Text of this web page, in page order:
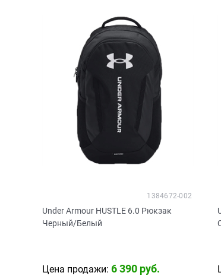
Under Armour HUSTLE 6.0 Рюкзак
Черный/Белый
1384672-002
Цена продажи: 6 390 руб.